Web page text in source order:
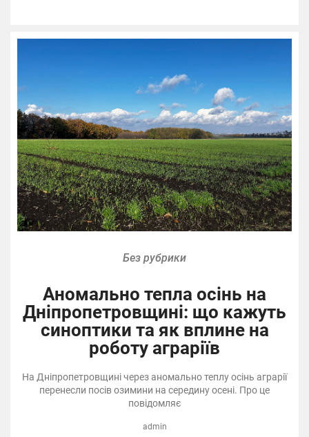
Без рубрики
Аномально тепла осінь на
Дніпропетровщині: що кажуть
синоптики та як вплине на
роботу аграріїв
На Дніпропетровщині через аномально теплу осінь аграрії
перенесли посів озимини на середину осені. Про це
повідомляє
admin